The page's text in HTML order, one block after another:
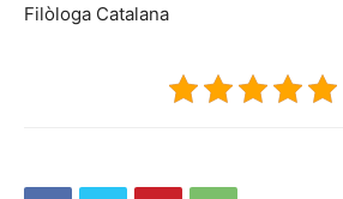
Filòloga Catalana